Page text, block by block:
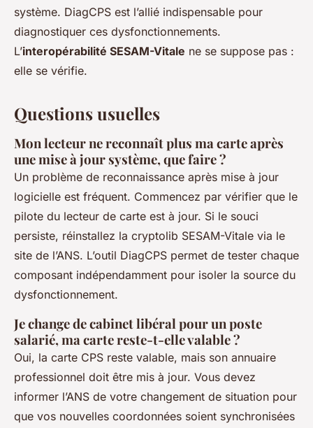
système. DiagCPS est l’allié indispensable pour
diagnostiquer ces dysfonctionnements.
L’interopérabilité SESAM-Vitale ne se suppose pas :
elle se vérifie.
Questions usuelles
Mon lecteur ne reconnaît plus ma carte après
une mise à jour système, que faire ?
Un problème de reconnaissance après mise à jour
logicielle est fréquent. Commencez par vérifier que le
pilote du lecteur de carte est à jour. Si le souci
persiste, réinstallez la cryptolib SESAM-Vitale via le
site de l’ANS. L’outil DiagCPS permet de tester chaque
composant indépendamment pour isoler la source du
dysfonctionnement.
Je change de cabinet libéral pour un poste
salarié, ma carte reste-t-elle valable ?
Oui, la carte CPS reste valable, mais son annuaire
professionnel doit être mis à jour. Vous devez
informer l’ANS de votre changement de situation pour
que vos nouvelles coordonnées soient synchronisées